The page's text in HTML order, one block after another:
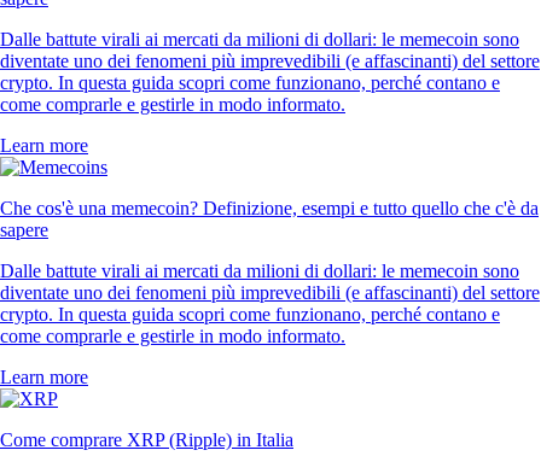
Dalle battute virali ai mercati da milioni di dollari: le memecoin sono
diventate uno dei fenomeni più imprevedibili (e affascinanti) del settore
crypto. In questa guida scopri come funzionano, perché contano e
come comprarle e gestirle in modo informato.
Learn more
Che cos'è una memecoin? Definizione, esempi e tutto quello che c'è da
sapere
Dalle battute virali ai mercati da milioni di dollari: le memecoin sono
diventate uno dei fenomeni più imprevedibili (e affascinanti) del settore
crypto. In questa guida scopri come funzionano, perché contano e
come comprarle e gestirle in modo informato.
Learn more
Come comprare XRP (Ripple) in Italia